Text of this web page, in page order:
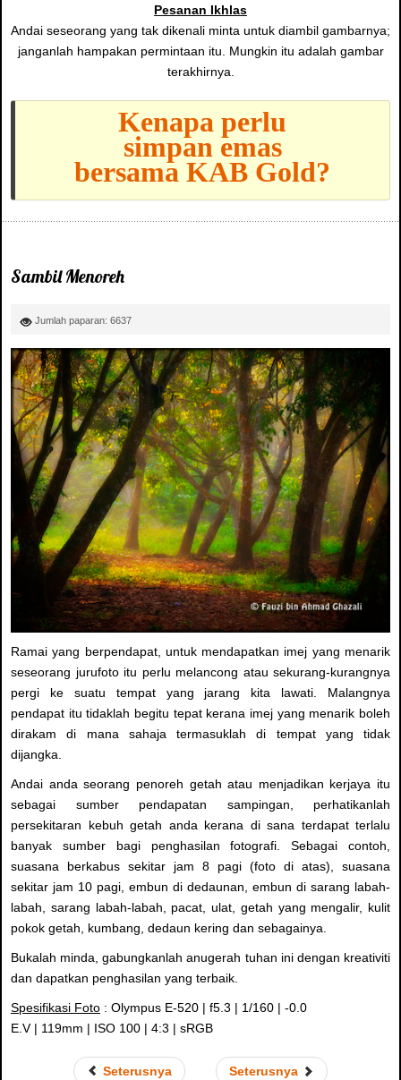
Pesanan Ikhlas
Andai seseorang yang tak dikenali minta untuk diambil gambarnya;
janganlah hampakan permintaan itu. Mungkin itu adalah gambar
terakhirnya.
Kenapa perlu
simpan emas
bersama KAB Gold?
Sambil Menoreh
Jumlah paparan: 6637
Ramai yang berpendapat, untuk mendapatkan imej yang menarik
seseorang jurufoto itu perlu melancong atau sekurang-kurangnya
pergi ke suatu tempat yang jarang kita lawati. Malangnya
pendapat itu tidaklah begitu tepat kerana imej yang menarik boleh
dirakam di mana sahaja termasuklah di tempat yang tidak
dijangka.
Andai anda seorang penoreh getah atau menjadikan kerjaya itu
sebagai sumber pendapatan sampingan, perhatikanlah
persekitaran kebuh getah anda kerana di sana terdapat terlalu
banyak sumber bagi penghasilan fotografi. Sebagai contoh,
suasana berkabus sekitar jam 8 pagi (foto di atas), suasana
sekitar jam 10 pagi, embun di dedaunan, embun di sarang labah-
labah, sarang labah-labah, pacat, ulat, getah yang mengalir, kulit
pokok getah, kumbang, dedaun kering dan sebagainya.
Bukalah minda, gabungkanlah anugerah tuhan ini dengan kreativiti
dan dapatkan penghasilan yang terbaik.
Spesifikasi Foto : Olympus E-520 | f5.3 | 1/160 | -0.0
E.V | 119mm | ISO 100 | 4:3 | sRGB
Seterusnya Seterusnya